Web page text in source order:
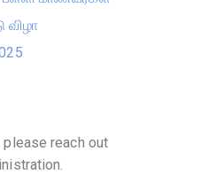
விழா
please reach out